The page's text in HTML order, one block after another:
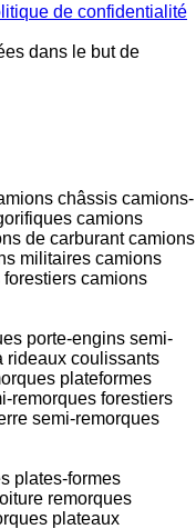
de confidentialité
dans le but de
châssis camions-
camions
de carburant camions
militaires camions
camions
porte-engins semi-
rideaux coulissants
plateformes
remorques forestiers
semi-remorques
plates-formes
remorques
plateaux